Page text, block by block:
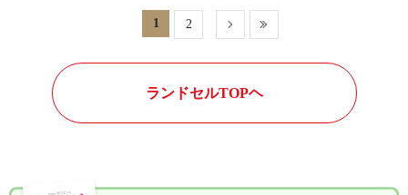
1 2
ランドセルTOPヘ